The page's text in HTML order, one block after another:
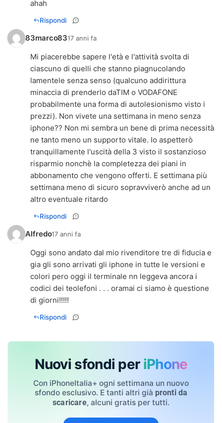
ahah
Rispondi
83marco8317 anni fa
Mi piacerebbe sapere l'età e l'attività svolta di
ciascuno di quelli che stanno piagnucolando
lamentele senza senso (qualcuno addirittura
minaccia di prenderlo daTIM o VODAFONE
probabilmente una forma di autolesionismo visto i
prezzi). Non vivete una settimana in meno senza
iphone?? Non mi sembra un bene di prima necessità
ne tanto meno un supporto vitale. Io aspetterò
tranquillamente l'uscità della 3 visto il sostanzioso
risparmio nonchè la completezza dei piani in
abbonamento che vengono offerti. E settimana più
settimana meno di sicuro sopravviverò anche ad un
altro eventuale ritardo
Rispondi
Alfredo17 anni fa
Oggi sono andato dal mio rivenditore tre di fiducia e
gia gli sono arrivati gli iphone in tutte le versioni e
colori pero oggi il terminale nn leggeva ancora i
codici dei teolefoni . . . oramai ci siamo è questione
di giorni!!!!!
Rispondi
Nuovi sfondi per iPhone
Con iPhoneItalia+ ogni settimana un nuovo
sfondo esclusivo. E tanti altri già pronti da
scaricare, alcuni gratis per tutti.